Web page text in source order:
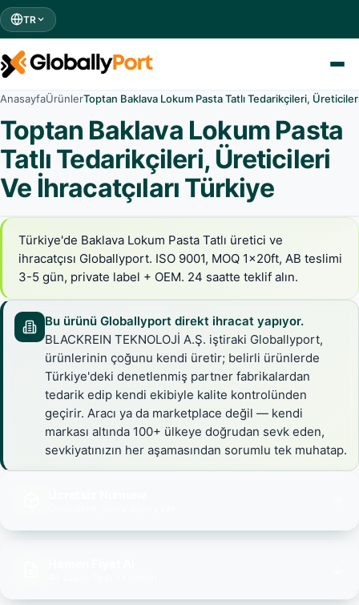
TR
AnasayfaÜrünlerToptan Baklava Lokum Pasta Tatlı Tedarikçileri,
Toptan Baklava Lokum Pasta
Tatlı Tedarikçileri, Üreticileri
Ve İhracatçıları Türkiye
Türkiye'de Baklava Lokum Pasta Tatlı üretici ve
ihracatçısı Globallyport. ISO 9001, MOQ 1x20ft, AB teslimi
3-5 gün, private label + OEM. 24 saatte teklif alın.
Bu ürünü Globallyport direkt ihracat yapıyor.
BLACKREIN TEKNOLOJİ A.Ş. iştiraki Globallyport,
ürünlerinin çoğunu kendi üretir; belirli ürünlerde
Türkiye'deki denetlenmiş partner fabrikalardan
tedarik edip kendi ekibiyle kalite kontrolünden
geçirir. Aracı ya da marketplace değil — kendi
markası altında 100+ ülkeye doğrudan sevk eden,
sevkiyatınızın her aşamasından sorumlu tek muhatap.